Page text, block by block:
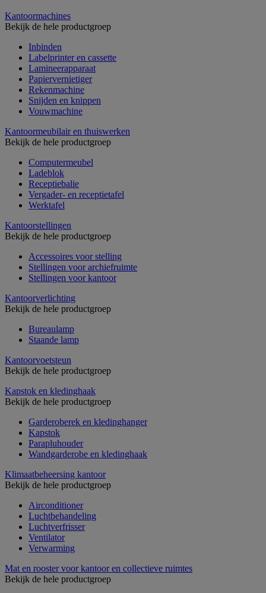
Kantoormachines
Bekijk de hele productgroep
Inbinden
Labelprinter en cassette
Lamineerapparaat
Papiervernietiger
Rekenmachine
Snijden en knippen
Vouwmachine
Kantoormeubilair en thuiswerken
Bekijk de hele productgroep
Computermeubel
Ladeblok
Receptiebalie
Vergader- en receptietafel
Werktafel
Kantoorstellingen
Bekijk de hele productgroep
Accessoires voor stelling
Stellingen voor archiefruimte
Stellingen voor kantoor
Kantoorverlichting
Bekijk de hele productgroep
Bureaulamp
Staande lamp
Kantoorvoetsteun
Bekijk de hele productgroep
Kapstok en kledinghaak
Bekijk de hele productgroep
Garderoberek en kledinghanger
Kapstok
Parapluhouder
Wandgarderobe en kledinghaak
Klimaatbeheersing kantoor
Bekijk de hele productgroep
Airconditioner
Luchtbehandeling
Luchtverfrisser
Ventilator
Verwarming
Mat en rooster voor kantoor en collectieve ruimtes
Bekijk de hele productgroep